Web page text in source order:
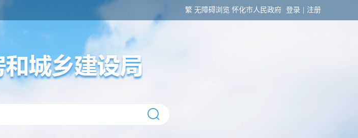
繁 无障碍浏览 怀化市人民政府 登录 注册